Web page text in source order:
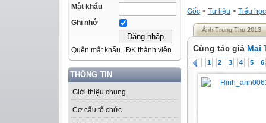
Mật khẩu
Ghi nhớ
Quên mật khẩu ĐK thành viên
THÔNG TIN
Giới thiệu chung
Cơ cấu tổ chức
Gốc > Tư liệu > Tiểu học
Ảnh Trung Thu 2013
Cùng tác giả Mai
1 2 3 4 5 6